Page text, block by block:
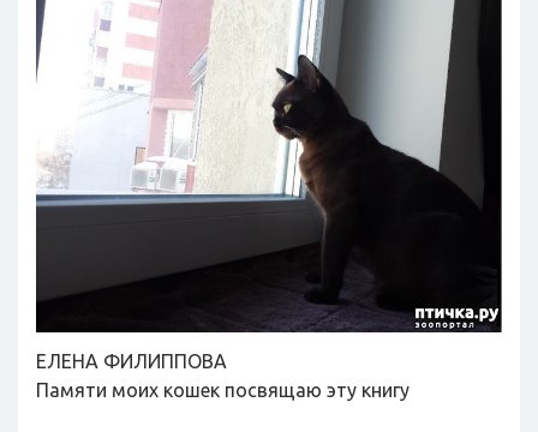
ЕЛЕНА ФИЛИППОВА
Памяти моих кошек посвящаю эту книгу